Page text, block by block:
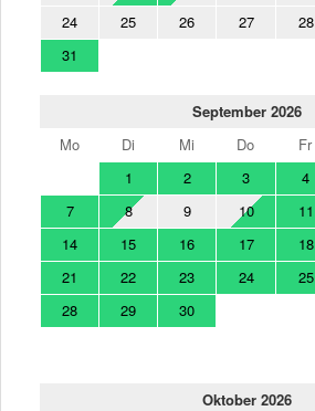
24
25 26 27 28
31
September 2026
Mo
Di Mi Do Fr
1
2 3 4
7
8 9 10 11
14
15 16 17 18
21
22 23 24 25
28
29 30
Oktober 2026